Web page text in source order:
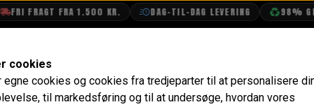
FRI FRAGT FRA 1.500 KR. DAG-TIL-DAG LEVERING 98%
Ventiler Udstødnings Ventil 29,5 mm med 3 Riller
cookies
egne cookies og cookies fra tredjeparter til at personalisere
til markedsføring og til at undersøge, hvordan vores